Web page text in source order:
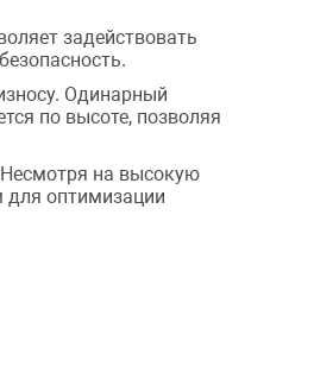
задействовать
Одинарный
по высоте, позволяя
на высокую
для оптимизации